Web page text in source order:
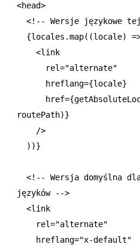
<head>
<!-- Wersje językowe
  {
locales .map((locale)
    <
link
      rel
="alternate"
      hreflang
={locale}
      href
={
routePath)}
    />
  ))}
języków -->
  <
link
    rel
="alternate"
    hreflang
="x-default"